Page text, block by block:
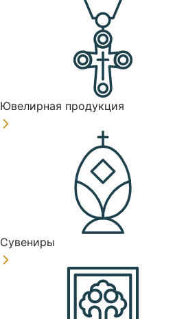
Ювелирная продукция
Сувениры